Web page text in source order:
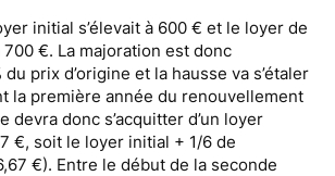
initial s’élevait à 600 € et le loyer de
€. La majoration est donc
prix d’origine et la hausse va s’étaler
la première année du renouvellement
devra donc s’acquitter d’un loyer
€, soit le loyer initial + 1/6 de
€). Entre le début de la seconde